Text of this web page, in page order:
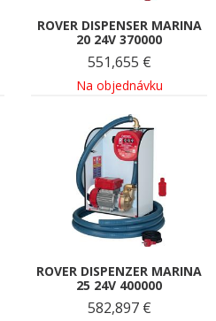
ROVER DISPENSER MARINA
20 24V 370000
551,655 €
Na objednávku
ROVER DISPENZER MARINA
25 24V 400000
582,897 €